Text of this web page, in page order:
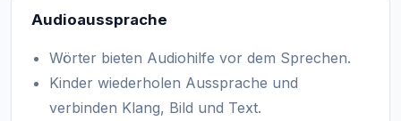
Audioaussprache
Wörter bieten Audiohilfe vor dem Sprechen.
Kinder wiederholen Aussprache und
verbinden Klang, Bild und Text.